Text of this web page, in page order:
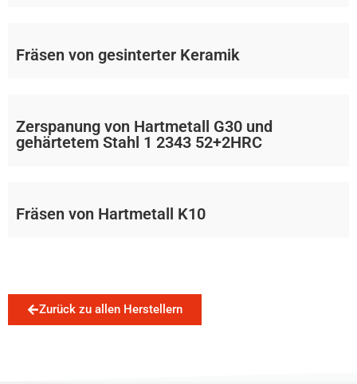
Fräsen von gesinterter Keramik
Zerspanung von Hartmetall G30 und
gehärtetem Stahl 1 2343 52+2HRC
Fräsen von Hartmetall K10
Zurück zu allen Herstellern